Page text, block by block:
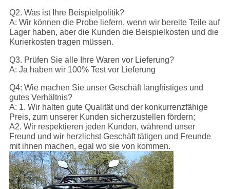
Q2. Was ist Ihre Beispielpolitik?
A: Wir können die Probe liefern, wenn wir bereite Teile auf
Lager haben, aber die Kunden die Beispielkosten und die
Kurierkosten tragen müssen.
Q3. Prüfen Sie alle Ihre Waren vor Lieferung?
A: Ja haben wir 100% Test vor Lieferung
Q4: Wie machen Sie unser Geschäft langfristiges und
gutes Verhältnis?
A: 1. Wir halten gute Qualität und der konkurrenzfähige
Preis, zum unserer Kunden sicherzustellen fördern;
A2. Wir respektieren jeden Kunden, während unser
Freund und wir herzlichst Geschäft tätigen und Freunde
mit ihnen machen, egal wo sie von kommen.